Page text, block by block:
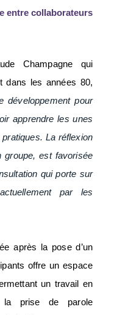
entre collaborateurs
Champagne qui
dans les années 80,
pour
apprendre les unes
La réflexion
groupe, est favorisée
qui porte sur
par les
après la pose d’un
offre un espace
un travail en
la prise de parole